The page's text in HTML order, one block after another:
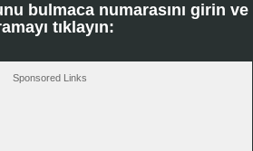
bulmaca numarasını girin ve
tıklayın:
Sponsored Links